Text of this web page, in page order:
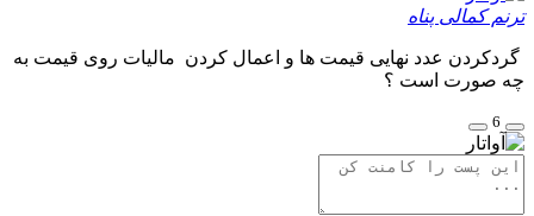
ترنم کمالی پناه
گردکردن عدد نهایی قیمت ها و اعمال کردن مالیات روی قیمت به
چه صورت است ؟
6